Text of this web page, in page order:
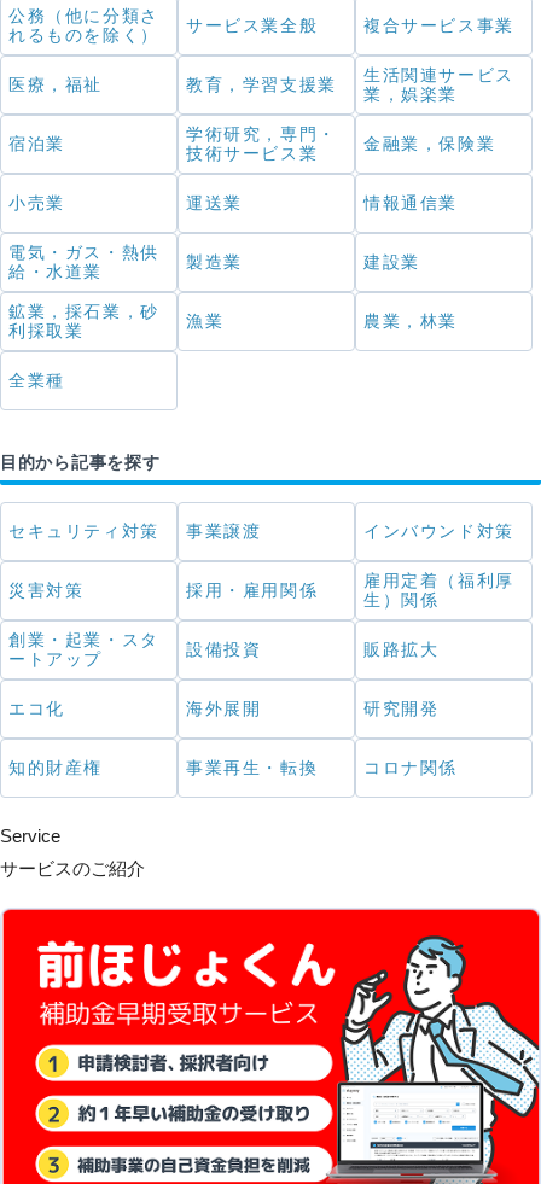
公務（他に分類さ
れるものを除く）
サービス業全般 複合サービス事業
医療，福祉 教育，学習支援業
生活関連サービス
業，娯楽業
宿泊業
学術研究，専門・
技術サービス業
金融業，保険業
小売業 運送業 情報通信業
電気・ガス・熱供
給・水道業
製造業 建設業
鉱業，採石業，砂
利採取業
漁業 農業，林業
全業種
目的から記事を探す
セキュリティ対策 事業譲渡 インバウンド対策
災害対策 採用・雇用関係
雇用定着（福利厚
生）関係
創業・起業・スタ
ートアップ
設備投資 販路拡大
エコ化 海外展開 研究開発
知的財産権 事業再生・転換 コロナ関係
Service
サービスのご紹介